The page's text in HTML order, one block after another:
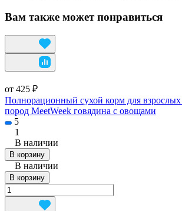
Вам также может понравиться
от 425 ₽
Полнорационный сухой корм для
пород MeetWeek говядина с овощами
5
1
В наличии
В корзину
В наличии
В корзину